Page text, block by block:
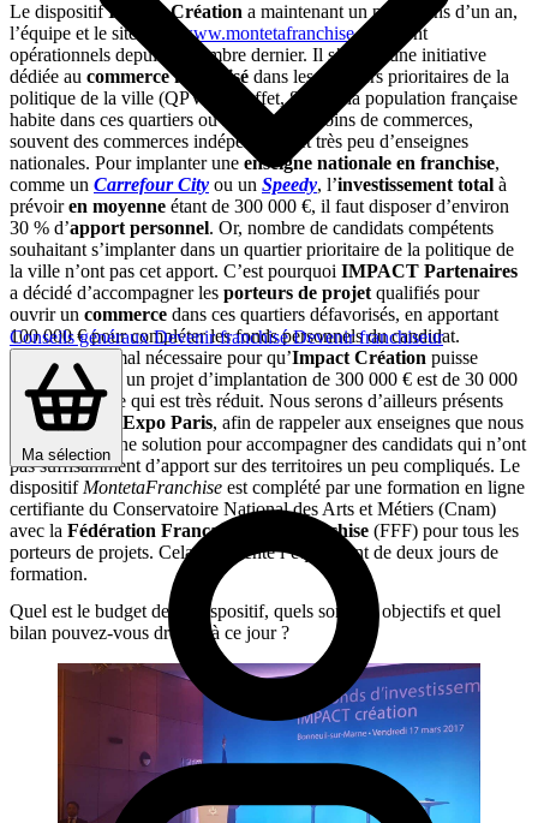
Conseils générauxDevenir franchiséDevenir franchiseur
Ma sélection
Le dispositifImpact Création a maintenant un peu moins d’un an,
l’équipe et le site web
www.montetafranchise.com
sont
opérationnels depuis septembre dernier. Il s’agit d’une initiative
dédiée au commerce franchisé dans les quartiers prioritaires de la
politique de la ville (QPV). En effet, 8 % de la population française
habite dans ces quartiers où l’on trouve moins de commerces,
souvent des commerces indépendants et très peu d’enseignes
nationales. Pour implanter une enseigne nationale en franchise,
comme un Carrefour City ou un Speedy, l’investissement total à
prévoiren moyenne étant de 300 000 €, il faut disposer d’environ
30 % d’apport personnel. Or, nombre de candidats compétents
souhaitant s’implanter dans un quartier prioritaire de la politique de
la ville n’ont pas cet apport. C’est pourquoi IMPACT Partenaires
a décidé d’accompagner les porteurs de projet qualifiés pour
ouvrir un commerce dans ces quartiers défavorisés, en apportant
100 000 € pour compléter les fonds personnels du candidat.
L’apport minimal nécessaire pour qu’Impact Création puisse
intervenir dans un projet d’implantation de 300 000 € est de 30 000
€ seulement, ce qui est très réduit. Nous serons d’ailleurs présents
surFranchise Expo Paris, afin de rappeler aux enseignes que nous
représentons une solution pour accompagner des candidats qui n’ont
pas suffisamment d’apport sur des territoires un peu compliqués. Le
dispositif MontetaFranchise est complété par une formation en ligne
certifiante du Conservatoire National des Arts et Métiers (Cnam)
avec la Fédération Française de la Franchise (FFF) pour tous les
porteurs de projets. Cela représente l’équivalent de deux jours de
formation.
Quel est le budget de ce dispositif, quels sont ses objectifs et quel
bilan pouvez-vous dresser à ce jour ?